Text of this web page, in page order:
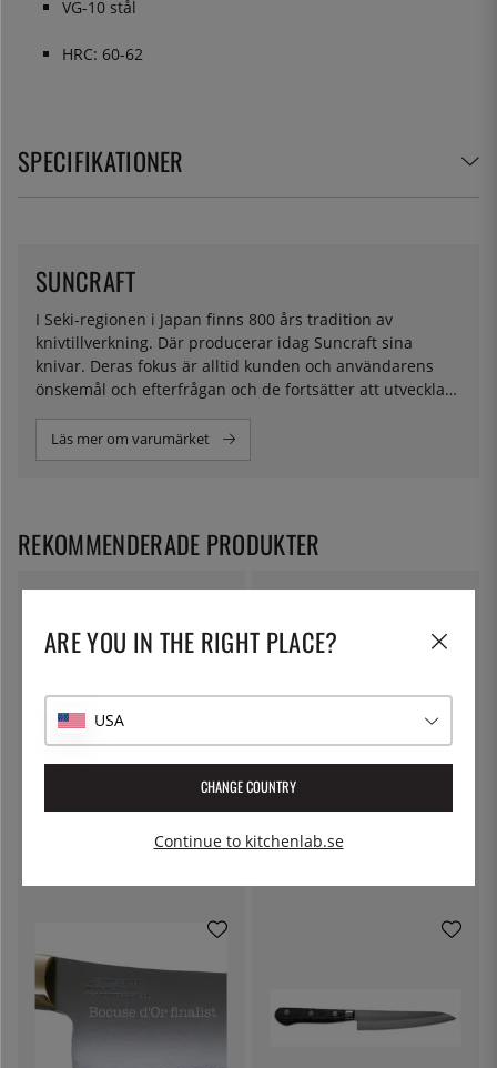
VG-10 stål
HRC: 60-62
SPECIFIKATIONER
I Seki-regionen i Japan finns 800 års tradition av
knivtillverkning. Där producerar idag Suncraft sina
knivar. Deras fokus är alltid kunden och användarens
önskemål och efterfrågan och de fortsätter att utveckla
SUNCRAFT
Läs mer om varumärket
Petty 8 cm, Swirl - Suncraft
SUNCRAFT
Petty 12 cm, Octa - Suncraft
REKOMMENDERADE PRODUKTER
ARE YOU IN THE RIGHT PLACE?
USA
CHANGE COUNTRY
Continue to kitchenlab.se